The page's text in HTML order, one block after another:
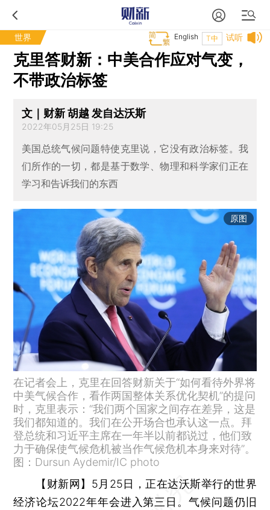
世界 试听
T中
English
克里答财新：中美合作应对气变，
不带政治标签
文｜财新 胡越 发自达沃斯
2022年05月25日 19:25
美国总统气候问题特使克里说，它没有政治标签。我
们所作的一切，都是基于数学、物理和科学家们正在
学习和告诉我们的东西
原图
在记者会上，克里在回答财新关于“如何看待外界将
中美气候合作，看作两国整体关系优化契机”的提问
时，克里表示：“我们两个国家之间存在差异，这是
我们都知道的。我们在公开场合也承认这一点。拜
登总统和习近平主席在一年半以前都说过，他们致
力于确保使气候危机被当作气候危机本身来对待”。
图：Dursun Aydemir/IC photo
【财新网】 5月25日，正在达沃斯举行的世界
经济论坛2022年年会进入第三日。气候问题仍旧